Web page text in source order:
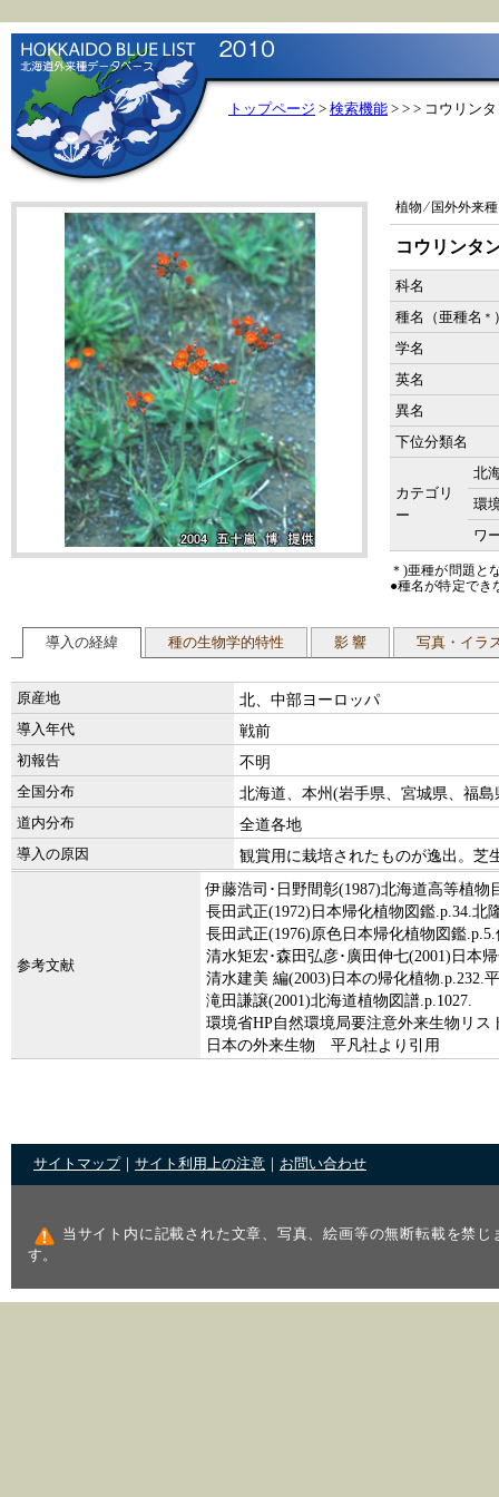
トップページ > 検索機能 > > > コウリン
植物 ⁄ 国外外来種
コウリンタ
科名
種名（亜種名 ＊
学名
英名
異名
下位分類名
カテゴリ
ー
北
環
ワ
＊)亜種が問題と
●種名が特定でき
導入の経緯 種の生物学的特性 影 響 写真・イラ
原産地 北、中部ヨーロッパ
導入年代 戦前
初報告 不明
全国分布 北海道、本州(岩手県、宮城県、福
道内分布 全道各地
導入の原因 観賞用に栽培されたものが逸出。芝
参考文献
伊藤浩司･日野間彰(1987)北海道高等植物
長田武正(1972)日本帰化植物図鑑.p.34.北
長田武正(1976)原色日本帰化植物図鑑
清水矩宏･森田弘彦･廣田伸七(2001)日本
清水建美 編(2003)日本の帰化植物.p.232.
滝田謙譲(2001)北海道植物図譜.p.1027.
環境省HP自然環境局要注意外来生物リス
日本の外来生物 平凡社より引用
サイトマップ サイト利用上の注意 お問い合わせ
当サイト内に記載された文章、写真、絵画等の無断転載を禁じ
す。